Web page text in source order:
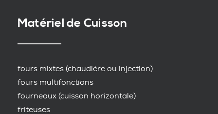
Matériel de Cuisson
fours mixtes (chaudière ou injection)
fours multifonctions
fourneaux (cuisson horizontale)
friteuses